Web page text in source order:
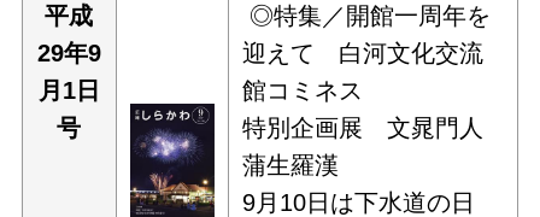
平成
29年9
月1日
号
◎特集／開館一周年を
迎えて 白河文化交流
館コミネス
特別企画展 文晁門人
蒲生羅漢
9月10日は下水道の日